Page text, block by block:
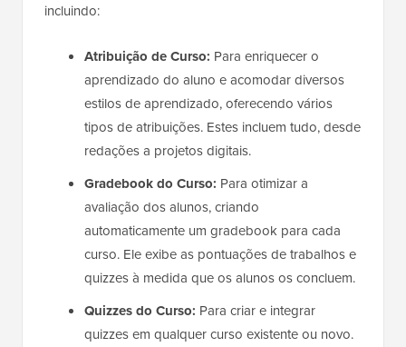
incluindo:
Atribuição de Curso: Para enriquecer o
aprendizado do aluno e acomodar diversos
estilos de aprendizado, oferecendo vários
tipos de atribuições. Estes incluem tudo, desde
redações a projetos digitais.
Gradebook do Curso: Para otimizar a
avaliação dos alunos, criando
automaticamente um gradebook para cada
curso. Ele exibe as pontuações de trabalhos e
quizzes à medida que os alunos os concluem.
Quizzes do Curso: Para criar e integrar
quizzes em qualquer curso existente ou novo.